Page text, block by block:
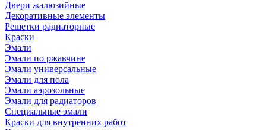
Двери жалюзийные
Декоративные элементы
Решетки радиаторные
Краски
Эмали
Эмали по ржавчине
Эмали универсальные
Эмали для пола
Эмали аэрозольные
Эмали для радиаторов
Специальные эмали
Краски для внутренних работ